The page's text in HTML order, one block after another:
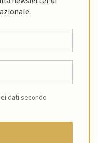
dati secondo